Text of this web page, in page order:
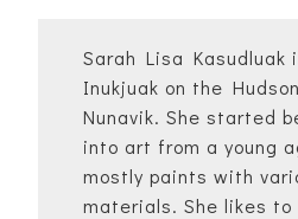
Sarah Lisa Kasudluak
Inukjuak on the
Nunavik. She started
into art from a young
mostly paints with
materials. She likes to